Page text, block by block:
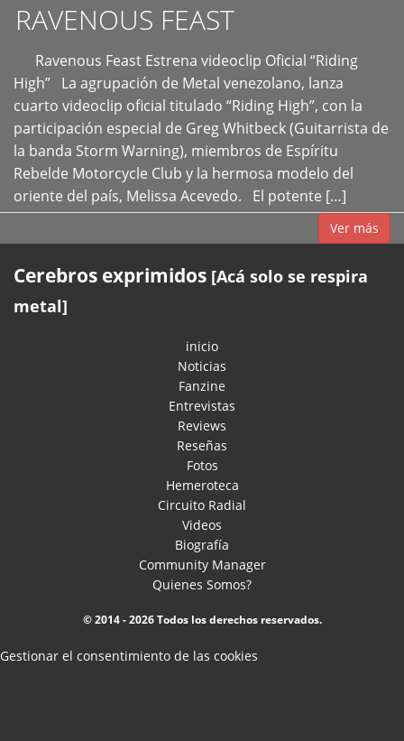
RAVENOUS FEAST
Ravenous Feast Estrena videoclip Oficial “Riding
High” La agrupación de Metal venezolano, lanza
cuarto videoclip oficial titulado “Riding High”, con la
participación especial de Greg Whitbeck (Guitarrista de
la banda Storm Warning), miembros de Espíritu
Rebelde Motorcycle Club y la hermosa modelo del
oriente del país, Melissa Acevedo. El potente […]
Ver más
Cerebros exprimidos [Acá solo se respira
metal]
inicio
Noticias
Fanzine
Entrevistas
Reviews
Reseñas
Fotos
Hemeroteca
Circuito Radial
Videos
Biografía
Community Manager
Quienes Somos?
© 2014 - 2026 Todos los derechos reservados.
Gestionar el consentimiento de las cookies